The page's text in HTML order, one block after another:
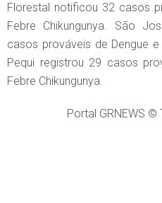
Florestal notificou 32 casos
Febre Chikungunya. São
casos prováveis de Dengue
Pequi registrou 29 casos
Febre Chikungunya.
Portal GRNEWS